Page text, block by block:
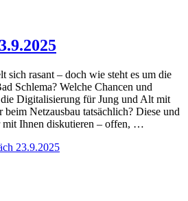
sich rasant – doch wie steht es um die
Schlema? Welche Chancen und
Digitalisierung für Jung und Alt mit
Netzausbau tatsächlich? Diese und
Ihnen diskutieren – offen, …
23.9.2025